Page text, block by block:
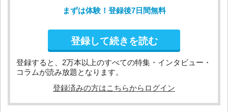
まずは体験！登録後7日間無料
登録して続きを読む
登録すると、2万本以上のすべての特集・インタビュー・
コラムが読み放題となります。
登録済みの方はこちらからログイン